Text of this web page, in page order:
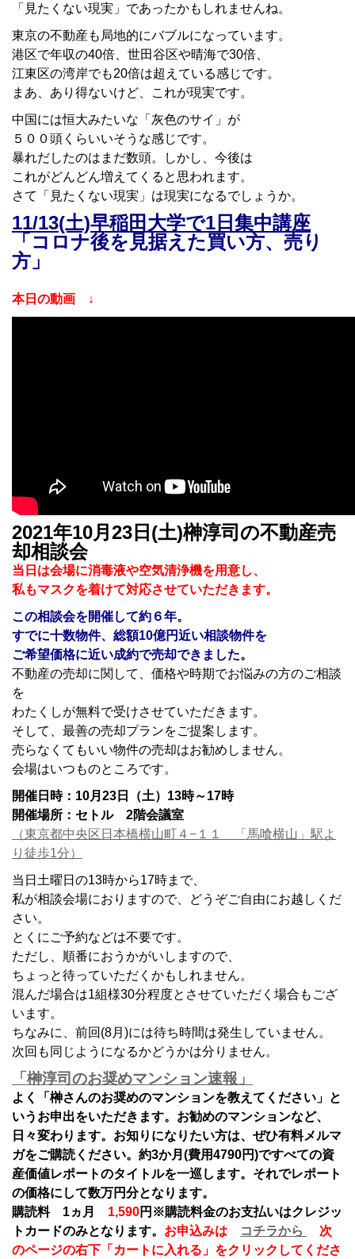
「見たくない現実」であったかもしれませんね。
東京の不動産も局地的にバブルになっています。
港区で年収の40倍、世田谷区や晴海で30倍、
江東区の湾岸でも20倍は超えている感じです。
まあ、あり得ないけど、これが現実です。
中国には恒大みたいな「灰色のサイ」が
５００頭くらいいそうな感じです。
暴れだしたのはまだ数頭。しかし、今後は
これがどんどん増えてくると思われます。
さて「見たくない現実」は現実になるでしょうか。
11/13(土)早稲田大学で1日集中講座
「コロナ後を見据えた買い方、売り
方」
本日の動画 ↓
2021年10月23日(土)榊淳司の不動産売
却相談会
当日は会場に消毒液や空気清浄機を用意し、
私もマスクを着けて対応させていただきます。
この相談会を開催して約６年。
すでに十数物件、総額10億円近い相談物件を
ご希望価格に近い成約で売却できました。
不動産の売却に関して、価格や時期でお悩みの方のご相談
を
わたくしが無料で受けさせていただきます。
そして、最善の売却プランをご提案します。
売らなくてもいい物件の売却はお勧めしません。
会場はいつものところです。
開催日時：10月23日（土）13時～17時
開催場所：セトル 2階会議室
（東京都中央区日本橋横山町４−１１ 「馬喰横山」駅よ
り徒歩1分）
当日土曜日の13時から17時まで、
私が相談会場におりますので、どうぞご自由にお越しくだ
さい。
とくにご予約などは不要です。
ただし、順番におうかがいしますので、
ちょっと待っていただくかもしれません。
混んだ場合は1組様30分程度とさせていただく場合もござ
います。
ちなみに、前回(8月)には待ち時間は発生していません。
次回も同じようになるかどうかは分りません。
「榊淳司のお奨めマンション速報」
よく「榊さんのお奨めのマンションを教えてください」と
いうお申出をいただきます。お勧めのマンションなど、
日々変わります。お知りになりたい方は、ぜひ有料メルマ
ガをご購読ください。約3か月(費用4790円)ですべての資
産価値レポートのタイトルを一巡します。それでレポート
の価格にして数万円分となります。
購読料 1ヵ月 1,590円 ※購読料金のお支払いはクレジッ
トカードのみとなります。 お申込みは コチラから
次
のページの右下「カートに入れる」をクリックしてくださ